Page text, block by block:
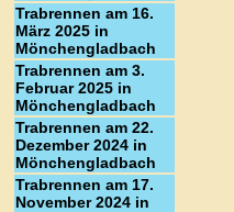
Trabrennen am 16.
März 2025 in
Mönchengladbach
Trabrennen am 3.
Februar 2025 in
Mönchengladbach
Trabrennen am 22.
Dezember 2024 in
Mönchengladbach
Trabrennen am 17.
November 2024 in